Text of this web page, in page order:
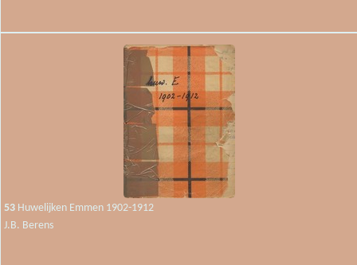
53 Huwelijken Emmen 1902-1912
J.B. Berens